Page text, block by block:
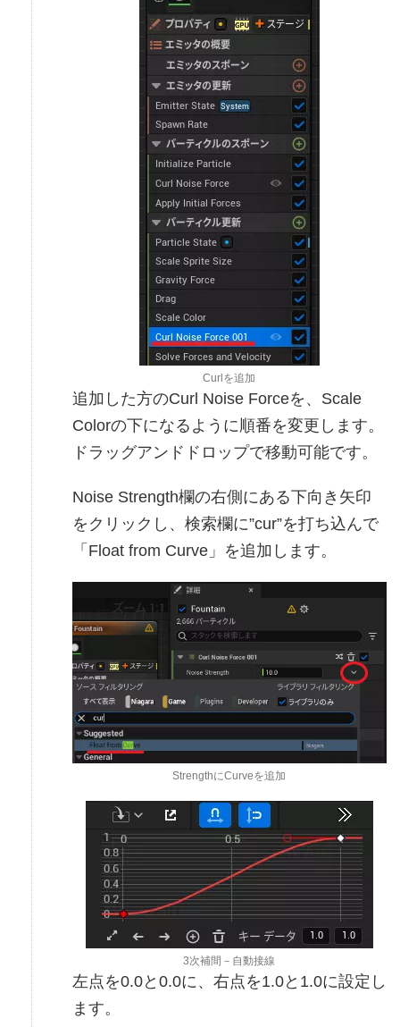
Curlを追加
追加した方のCurl Noise Forceを、Scale
Colorの下になるように順番を変更します。
ドラッグアンドドロップで移動可能です。
Noise Strength欄の右側にある下向き矢印
をクリックし、検索欄に”cur”を打ち込んで
「Float from Curve」を追加します。
StrengthにCurveを追加
3次補間－自動接線
左点を0.0と0.0に、右点を1.0と1.0に設定し
ます。